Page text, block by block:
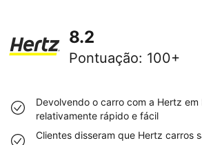
8.2
Pontuação: 100+
Devolvendo o carro com a Hertz em
relativamente rápido e fácil
Clientes disseram que Hertz carros